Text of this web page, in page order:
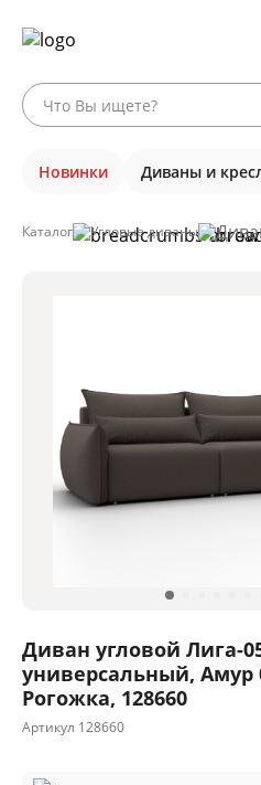
Новинки Диваны и
Каталог Угловые диваны
Диван угловой Лига-
универсальный, Амур
Рогожка, 128660
Артикул 128660